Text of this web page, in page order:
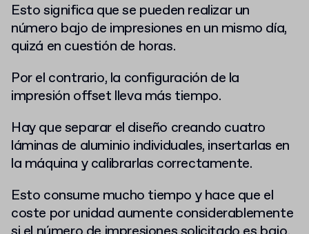
Esto significa que se pueden realizar un
número bajo de impresiones en un mismo día,
quizá en cuestión de horas.
Por el contrario, la configuración de la
impresión offset lleva más tiempo.
Hay que separar el diseño creando cuatro
láminas de aluminio individuales, insertarlas en
la máquina y calibrarlas correctamente.
Esto consume mucho tiempo y hace que el
coste por unidad aumente considerablemente